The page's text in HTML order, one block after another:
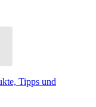
Tipps und